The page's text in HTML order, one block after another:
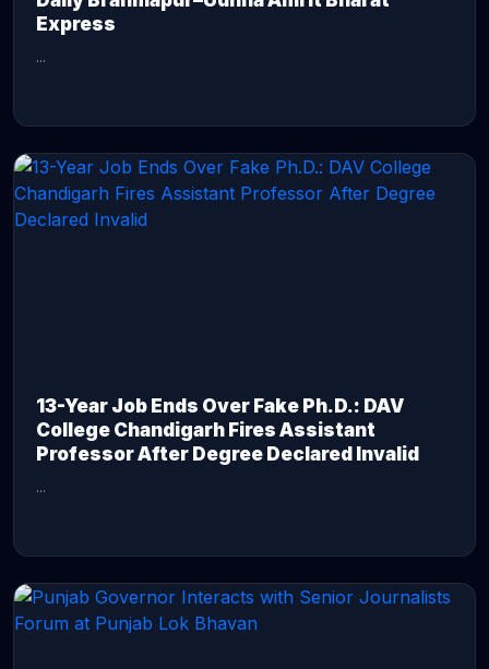
Express
...
13-Year Job Ends Over Fake Ph.D.: DAV
College Chandigarh Fires Assistant
Professor After Degree Declared Invalid
...